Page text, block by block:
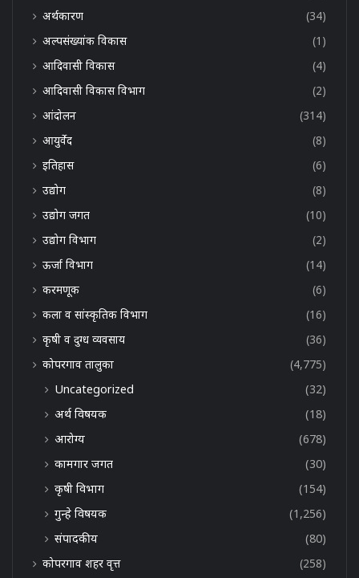
अर्थकारण
(34)
अल्पसंख्यांक विकास
(1)
आदिवासी विकास
(4)
आदिवासी विकास विभाग
(2)
आंदोलन
(314)
आयुर्वेद
(8)
इतिहास
(6)
उद्योग
(8)
उद्योग जगत
(10)
उद्योग विभाग
(2)
ऊर्जा विभाग
(14)
करमणूक
(6)
कला व सांस्कृतिक विभाग
(16)
कृषी व दुग्ध व्यवसाय
(36)
कोपरगाव तालुका
(4,775)
Uncategorized
(32)
अर्थ विषयक
(18)
आरोग्य
(678)
कामगार जगत
(30)
कृषी विभाग
(154)
गुन्हे विषयक
(1,256)
संपादकीय
(80)
कोपरगाव शहर वृत्त
(258)